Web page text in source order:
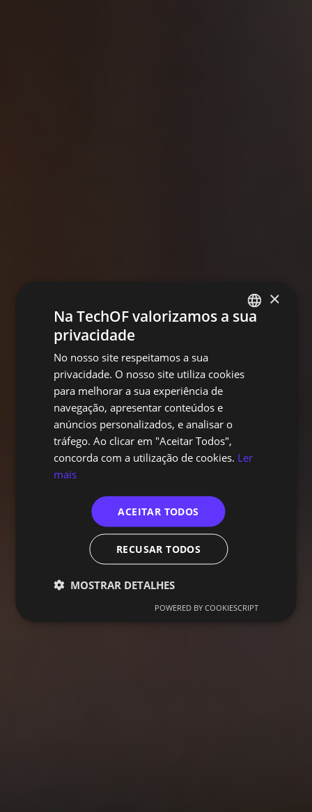
×
Na TechOF valorizamos a sua
privacidade
No nosso site respeitamos a sua
privacidade. O nosso site utiliza cookies
para melhorar a sua experiência de
navegação, apresentar conteúdos e
anúncios personalizados, e analisar o
tráfego. Ao clicar em "Aceitar Todos",
concorda com a utilização de cookies. Ler
mais
ACEITAR TODOS
RECUSAR TODOS
MOSTRAR DETALHES
POWERED BY COOKIESCRIPT